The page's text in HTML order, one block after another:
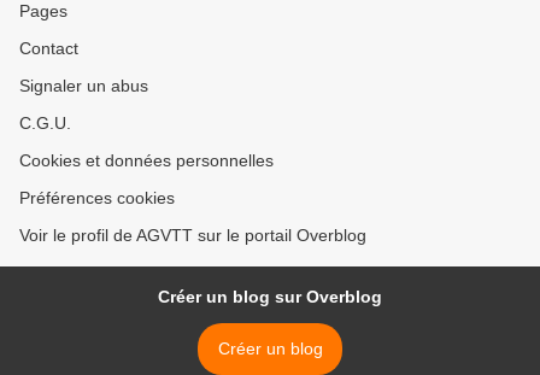
Pages
Contact
Signaler un abus
C.G.U.
Cookies et données personnelles
Préférences cookies
Voir le profil de AGVTT sur le portail Overblog
Créer un blog sur Overblog
Créer un blog